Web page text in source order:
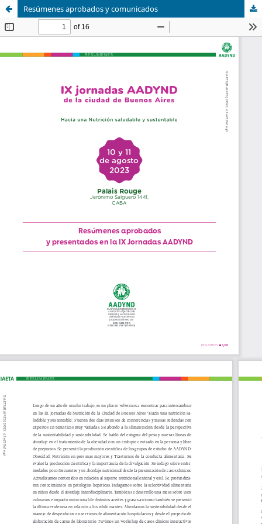
Resúmenes aprobados y comunicados